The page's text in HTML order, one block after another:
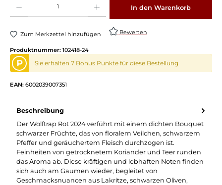
In den Warenkorb
Zum Merkzettel hinzufügen Bewerten
Produktnummer: 102418-24
P Sie erhalten 7 Bonus Punkte für diese Bestellung
EAN: 6002039007351
Beschreibung
Der Wolftrap Rot 2024 verführt mit einem dichten Bouquet
schwarzer Früchte, das von floralem Veilchen, schwarzem
Pfeffer und geräuchertem Fleisch durchzogen ist.
Feinheiten von getrocknetem Koriander und Teer runden
das Aroma ab. Diese kräftigen und lebhaften Noten finden
sich auch am Gaumen wieder, begleitet von
Geschmacksnuancen aus Lakritze, schwarzen Oliven,